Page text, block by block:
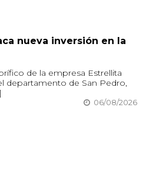
nueva inversión en la
de la empresa Estrellita
departamento de San Pedro,
06/08/2026